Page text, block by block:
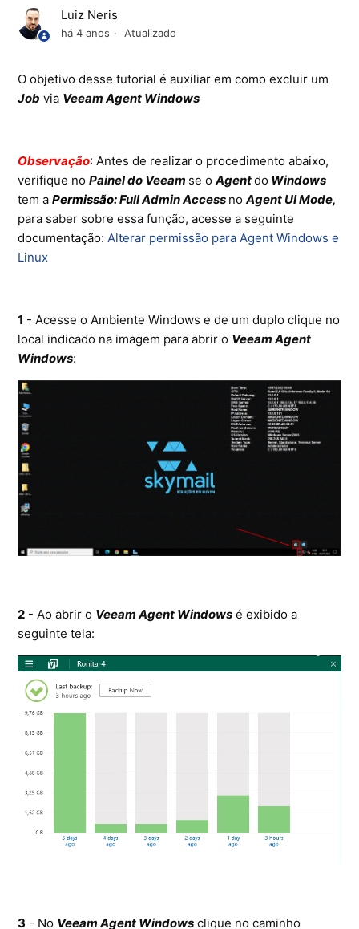
Painel De Controle
Backup
Citrix XenServer Agent
Microsoft 365
Ferramentas
Interno - Cloud Interno
Interno - CloudStack
Luiz Neris
há 4 anos Atualizado
O objetivo desse tutorial é auxiliar em como excluir um
Job via Veeam Agent Windows
Observação: Antes de realizar o procedimento abaixo,
verifique noPainel do Veeam se oAgentdo Windows
tem aPermissão:Full Admin Access noAgent UI Mode,
para saber sobre essa função, acesse a seguinte
documentação: Alterar permissão para Agent Windows e
Linux
1 - Acesse o Ambiente Windows e de um duplo clique no
local indicado na imagem para abrir o Veeam Agent
Windows:
2 - Ao abrir o Veeam Agent Windows é exibido a
seguinte tela:
3 - No Veeam Agent Windows clique no caminho